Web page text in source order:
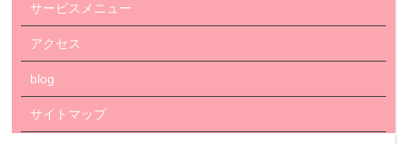
サービスメニュー
アクセス
blog
サイトマップ